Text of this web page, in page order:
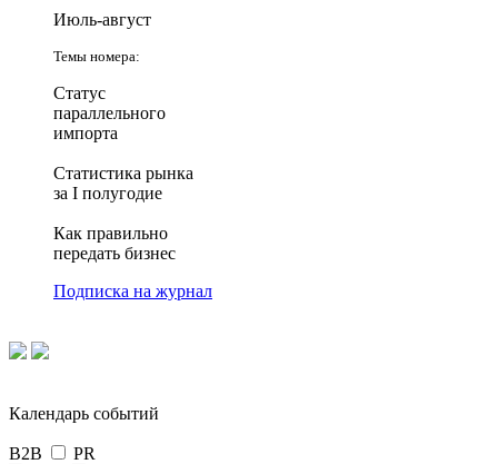
Июль-август
Темы номера:
Статус
параллельного
импорта
Статистика рынка
за I полугодие
Как правильно
передать бизнес
Подписка на журнал
Календарь событий
B2B PR